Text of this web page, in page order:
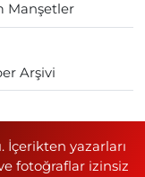
Manşetler
Arşivi
İçerikten yazarları
fotoğraflar izinsiz